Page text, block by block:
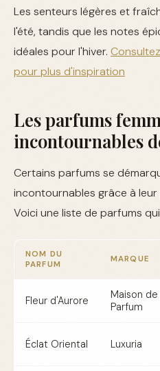
Les senteurs légères et
l'été, tandis que les notes
idéales pour l'hiver.
pour plus d'inspiration
Les parfums
incontournables
Certains parfums se
incontournables grâce à
Voici une liste de parfums
NOM DU
PARFUM
MARQUE
Fleur d'Aurore
Maison de
Parfum
Éclat Oriental Luxuria